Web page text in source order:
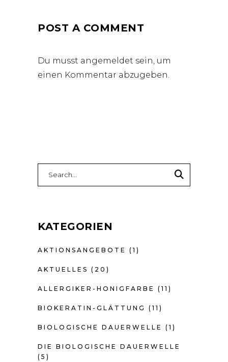
POST A COMMENT
Du musst angemeldet sein, um
einen Kommentar abzugeben.
for:
KATEGORIEN
AKTIONSANGEBOTE (1)
AKTUELLES (20)
ALLERGIKER-HONIGFARBE (11)
BIOKERATIN-GLÄTTUNG (11)
BIOLOGISCHE DAUERWELLE (1)
DIE BIOLOGISCHE DAUERWELLE
(5)